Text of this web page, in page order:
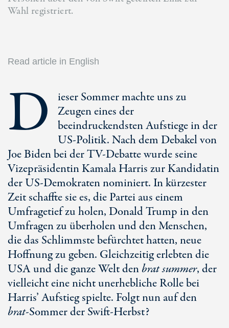
Wahl registriert.
Read article in English
D
ieser Sommer machte uns zu
Zeugen eines der
beeindruckendsten Aufstiege in der
US-Politik. Nach dem Debakel von
Joe Bidenbei der TV-Debatte wurde seine
VizepräsidentinKamala Harriszur Kandidatin
der US-Demokraten nominiert. In kürzester
Zeit schaffte sie es, die Partei aus einem
Umfragetief zu holen,Donald Trumpin den
Umfragen zu überholen und den Menschen,
die das Schlimmste befürchtet hatten, neue
Hoffnung zu geben. Gleichzeitig erlebten die
USA und die ganze Welt denbrat summer, der
vielleicht eine nicht unerhebliche Rolle bei
Harris’ Aufstieg spielte. Folgt nun auf den
brat-SommerderSwift-Herbst?